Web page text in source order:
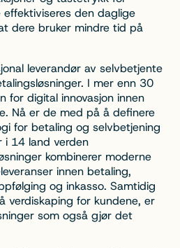
den daglige
dere bruker mindre tid på
leverandør av selvbetjente
I mer enn 30
for digital innovasjon innen
Nå er de med på å definere
for betaling og selvbetjening
i 14 land verden
kombinerer moderne
innen betaling,
og inkasso. Samtidig
verdiskaping for kundene, er
som også gjør det